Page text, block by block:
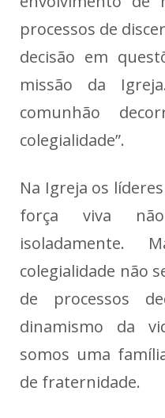
processos de
decisão em
missão da
comunhão
colegialidade”.
Na Igreja os
força viva
colegialidade não
de processos
dinamismo da
somos uma
de fraternidade.